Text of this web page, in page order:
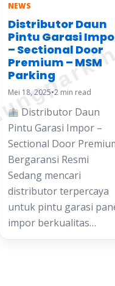
NEWS
Distributor Daun
Pintu Garasi
– Sectional Door
Premium – MSM
Parking
Mei 18, 2025•2 min read
Distributor Daun
Pintu Garasi Impor –
Sectional Door
Bergaransi Resmi
Sedang mencari
distributor terpercaya
untuk pintu garasi
impor berkualitas…